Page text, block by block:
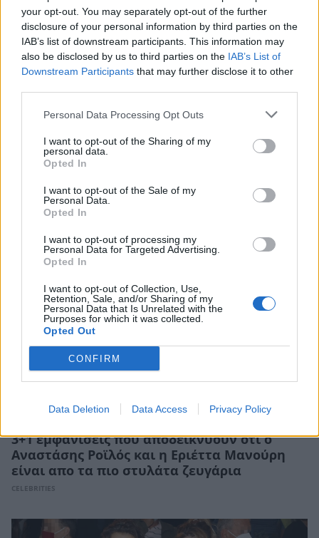
your opt-out. You may separately opt-out of the further
disclosure of your personal information by third parties on the
IAB’s list of downstream participants. This information may
also be disclosed by us to third parties on the IAB’s List of
Downstream Participants that may further disclose it to other
Personal Data Processing Opt Outs
I want to opt-out of the Sharing of my
personal data.
Opted In
I want to opt-out of the Sale of my
Personal Data.
Opted In
I want to opt-out of processing my
Personal Data for Targeted Advertising.
Opted In
I want to opt-out of Collection, Use,
Retention, Sale, and/or Sharing of my
Personal Data that Is Unrelated with the
Purposes for which it was collected.
Opted Out
CONFIRM
Data Deletion Data Access Privacy Policy
Εριέττα Μανούρη – Αναστάσης Ροϊλός: Τι
βλέπουν στην τηλεόραση, «Μέλισσες» ή
«Σασμό»;
CELEBRITIES
3+1 εμφανίσεις που αποδεικνύουν ότι ο
Αναστάσης Ροϊλός και η Εριέττα Μανούρη
είναι απο τα πιο στυλάτα ζευγάρια
CELEBRITIES